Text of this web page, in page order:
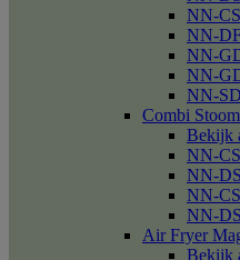
NN-
NN-
NN-
NN-
NN-
Combi
Bekijk
NN-
NN-
NN-
NN-
Air Fryer
Bekijk